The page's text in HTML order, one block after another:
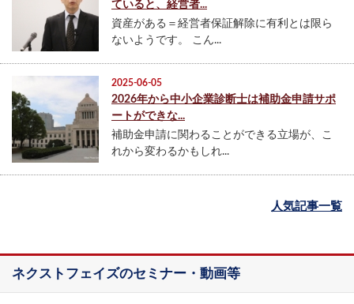
ていると、経営者...
資産がある＝経営者保証解除に有利とは限ら
ないようです。 こん...
2025-06-05
2026年から中小企業診断士は補助金申請サポ
ートができな...
補助金申請に関わることができる立場が、こ
れから変わるかもしれ...
人気記事一覧
ネクストフェイズのセミナー・動画等